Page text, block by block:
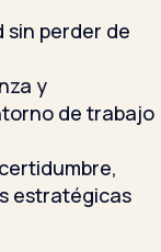
sin perder de
y
de trabajo
estratégicas